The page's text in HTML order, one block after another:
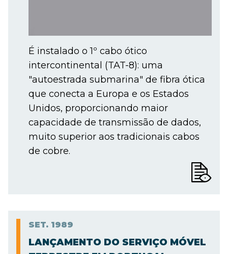
É instalado o 1º cabo ótico
intercontinental (TAT-8): uma
"autoestrada submarina" de fibra ótica
que conecta a Europa e os Estados
Unidos, proporcionando maior
capacidade de transmissão de dados,
muito superior aos tradicionais cabos
de cobre.
SET. 1989
LANÇAMENTO DO SERVIÇO MÓVEL